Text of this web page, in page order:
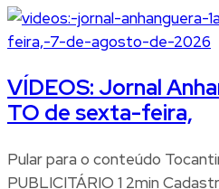
VÍDEOS: Jornal
TO de sexta-feira,
Pular para o conteúdo
PUBLICITÁRIO 1 2min